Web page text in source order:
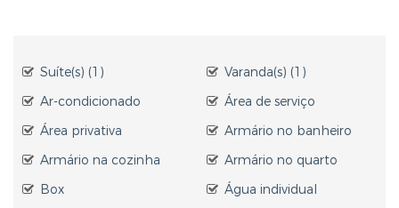
Suíte(s) (1)
Varanda(s) (1)
Ar-condicionado
Área de serviço
Área privativa
Armário no banheiro
Armário na cozinha
Armário no quarto
Box
Água individual